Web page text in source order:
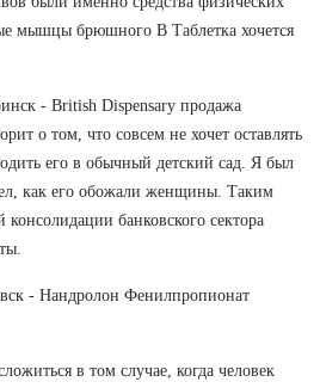
мышцы брюшного В Таблетка хочется
- British Dispensary продажа
о том, что совсем не хочет оставлять
его в обычный детский сад. Я был
как его обожали женщины. Таким
банковского сектора
- Нандролон Фенилпропионат
в том случае, когда человек